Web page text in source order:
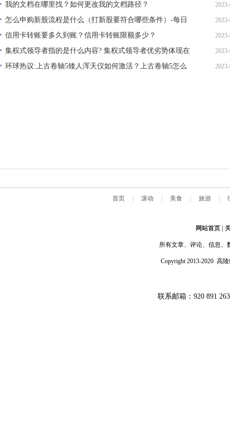
我的文档在哪里找？如何更改我的文档路径？
怎么申购新股流程是什么（打新股要符合哪些条件）-每日
快播
信用卡转账要多久到账？信用卡转账限额多少？
集权式领导者指的是什么内容? 集权式领导者优劣势体现在
哪里?_焦点快报
环球热议:上古卷轴5矮人浑天仪如何激活？上古卷轴5怎么
首页 滚动 美食 旅游
网站首页 |
所有文章、评论、信息、
Copyright 2013-2020 高
联系邮箱：920 891